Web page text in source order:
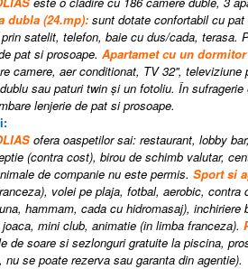
dubla (24.mp): sunt dotate confortabil cu
satelit, telefon, baie cu dus/cada, terasa.
pat si prosoape. Apartamet cu un
camere, aer conditionat, TV 32'',
sau paturi twin și un fotoliu. În
lenjerie de pat si prosoape.
ofera oaspetilor sai: restaurant, lobby
(contra cost), birou de schimb valutar,
de companie nu este permis. Sport si
volei pe plaja, fotbal, aerobic,
hammam, cada cu hidromasaj), inchiriere
mini club, animatie (in limba franceza).
de soare si sezlonguri gratuite la piscina,
nu se poate rezerva sau garanta din agentie).